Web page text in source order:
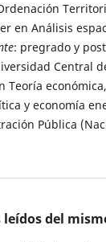
en Análisis
: pregrado y
Central
Teoría
y economía
Pública
del